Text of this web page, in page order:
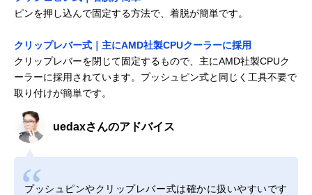
ピンを押し込んで固定する方法で、着脱が簡単です。
クリップレバー式｜主にAMD社製CPUクーラーに採用
クリップレバーを閉じて固定するもので、主にAMD社製CPUク
ーラーに採用されています。プッシュピン式と同じく工具不要で
取り付けが簡単です。
uedaxさんのアドバイス
プッシュピンやクリップレバー式は確かに扱いやすいです